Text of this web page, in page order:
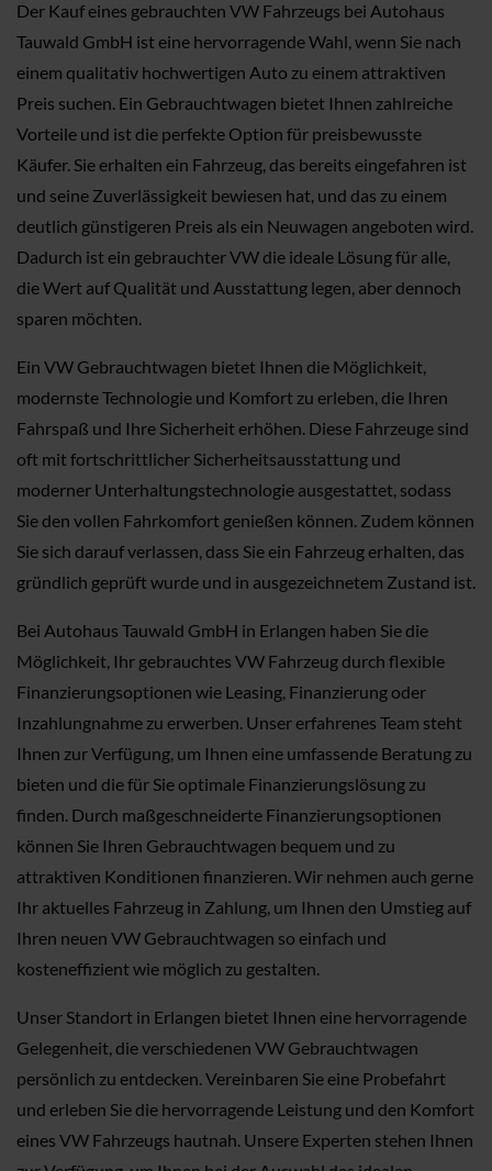
Der Kauf eines gebrauchten VW Fahrzeugs bei Autohaus
Tauwald GmbH ist eine hervorragende Wahl, wenn Sie nach
einem qualitativ hochwertigen Auto zu einem attraktiven
Preis suchen. Ein Gebrauchtwagen bietet Ihnen zahlreiche
Vorteile und ist die perfekte Option für preisbewusste
Käufer. Sie erhalten ein Fahrzeug, das bereits eingefahren ist
und seine Zuverlässigkeit bewiesen hat, und das zu einem
deutlich günstigeren Preis als ein Neuwagen angeboten wird.
Dadurch ist ein gebrauchter VW die ideale Lösung für alle,
die Wert auf Qualität und Ausstattung legen, aber dennoch
sparen möchten.
Ein VW Gebrauchtwagen bietet Ihnen die Möglichkeit,
modernste Technologie und Komfort zu erleben, die Ihren
Fahrspaß und Ihre Sicherheit erhöhen. Diese Fahrzeuge sind
oft mit fortschrittlicher Sicherheitsausstattung und
moderner Unterhaltungstechnologie ausgestattet, sodass
Sie den vollen Fahrkomfort genießen können. Zudem können
Sie sich darauf verlassen, dass Sie ein Fahrzeug erhalten, das
gründlich geprüft wurde und in ausgezeichnetem Zustand ist.
Bei Autohaus Tauwald GmbH in Erlangen haben Sie die
Möglichkeit, Ihr gebrauchtes VW Fahrzeug durch flexible
Finanzierungsoptionen wie Leasing, Finanzierung oder
Inzahlungnahme zu erwerben. Unser erfahrenes Team steht
Ihnen zur Verfügung, um Ihnen eine umfassende Beratung zu
bieten und die für Sie optimale Finanzierungslösung zu
finden. Durch maßgeschneiderte Finanzierungsoptionen
können Sie Ihren Gebrauchtwagen bequem und zu
attraktiven Konditionen finanzieren. Wir nehmen auch gerne
Ihr aktuelles Fahrzeug in Zahlung, um Ihnen den Umstieg auf
Ihren neuen VW Gebrauchtwagen so einfach und
kosteneffizient wie möglich zu gestalten.
Unser Standort in Erlangen bietet Ihnen eine hervorragende
Gelegenheit, die verschiedenen VW Gebrauchtwagen
persönlich zu entdecken. Vereinbaren Sie eine Probefahrt
und erleben Sie die hervorragende Leistung und den Komfort
eines VW Fahrzeugs hautnah. Unsere Experten stehen Ihnen